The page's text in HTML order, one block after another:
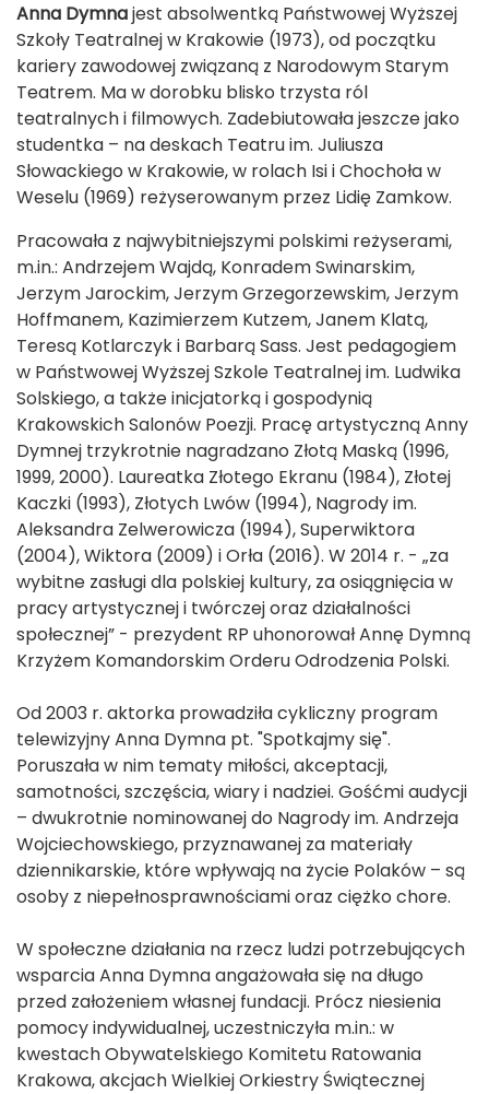
Anna Dymnajest absolwentką Państwowej Wyższej
Szkoły Teatralnej w Krakowie (1973), od początku
kariery zawodowej związaną z Narodowym Starym
Teatrem. Ma w dorobku blisko trzysta ról
teatralnych i filmowych. Zadebiutowała jeszcze jako
studentka – na deskach Teatru im. Juliusza
Słowackiego w Krakowie, w rolach Isi i Chochoła w
Weselu (1969) reżyserowanym przez Lidię Zamkow.
Pracowała z najwybitniejszymi polskimi reżyserami,
m.in.: Andrzejem Wajdą, Konradem Swinarskim,
Jerzym Jarockim, Jerzym Grzegorzewskim, Jerzym
Hoffmanem, Kazimierzem Kutzem, Janem Klatą,
Teresą Kotlarczyk i Barbarą Sass. Jest pedagogiem
w Państwowej Wyższej Szkole Teatralnej im. Ludwika
Solskiego, a także inicjatorką i gospodynią
Krakowskich Salonów Poezji. Pracę artystyczną Anny
Dymnej trzykrotnie nagradzano Złotą Maską (1996,
1999, 2000). Laureatka Złotego Ekranu (1984), Złotej
Kaczki (1993), Złotych Lwów (1994), Nagrody im.
Aleksandra Zelwerowicza (1994), Superwiktora
(2004), Wiktora (2009) i Orła (2016). W 2014 r. - „za
wybitne zasługi dla polskiej kultury, za osiągnięcia w
pracy artystycznej i twórczej oraz działalności
społecznej” - prezydent RP uhonorował Annę Dymną
Krzyżem Komandorskim Orderu Odrodzenia Polski.
Od 2003 r. aktorka prowadziła cykliczny program
telewizyjny Anna Dymna pt. "Spotkajmy się".
Poruszała w nim tematy miłości, akceptacji,
samotności, szczęścia, wiary i nadziei. Gośćmi audycji
– dwukrotnie nominowanej do Nagrody im. Andrzeja
Wojciechowskiego, przyznawanej za materiały
dziennikarskie, które wpływają na życie Polaków – są
osoby z niepełnosprawnościami oraz ciężko chore.
W społeczne działania na rzecz ludzi potrzebujących
wsparcia Anna Dymna angażowała się na długo
przed założeniem własnej fundacji. Prócz niesienia
pomocy indywidualnej, uczestniczyła m.in.: w
kwestach Obywatelskiego Komitetu Ratowania
Krakowa, akcjach Wielkiej Orkiestry Świątecznej